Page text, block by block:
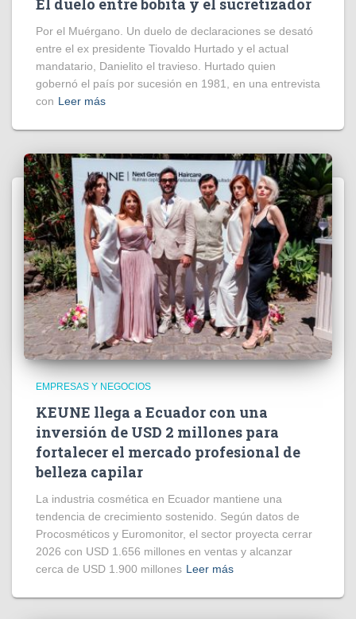
El duelo entre bobita y el sucretizador
Por el Muérgano. Un duelo de declaraciones se desató
entre el ex presidente Tiovaldo Hurtado y el actual
mandatario, Danielito el travieso. Hurtado quien
gobernó el país por sucesión en 1981, en una entrevista
con Leer más
EMPRESAS Y NEGOCIOS
KEUNE llega a Ecuador con una
inversión de USD 2 millones para
fortalecer el mercado profesional de
belleza capilar
La industria cosmética en Ecuador mantiene una
tendencia de crecimiento sostenido. Según datos de
Procosméticos y Euromonitor, el sector proyecta cerrar
2026 con USD 1.656 millones en ventas y alcanzar
cerca de USD 1.900 millones Leer más